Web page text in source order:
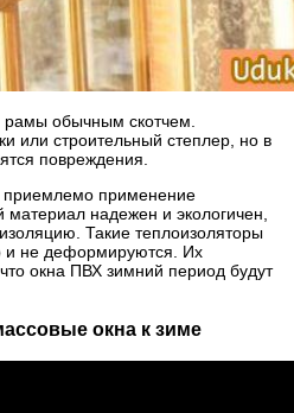
рамы обычным скотчем.
или строительный степлер, но в
повреждения.
приемлемо применение
надежен и экологичен,
Такие теплоизоляторы
и не деформируются. Их
окна ПВХ зимний период будут
окна к зиме